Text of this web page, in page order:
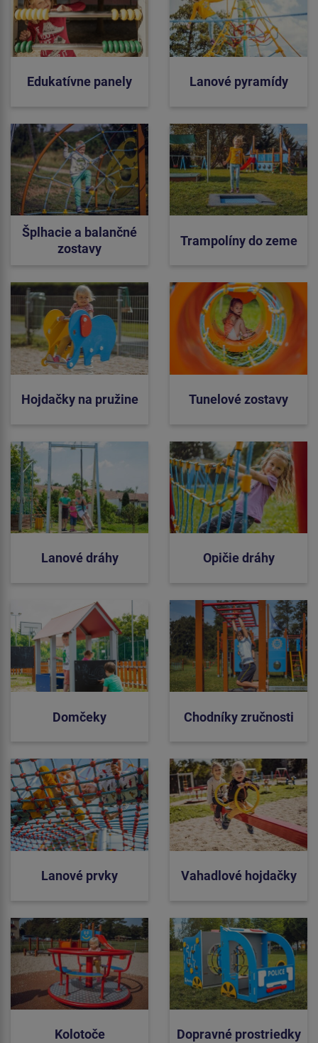
Edukatívne panely Lanové pyramídy
Šplhacie a balančné
zostavy
Trampolíny do zeme
Hojdačky na pružine Tunelové zostavy
Lanové dráhy Opičie dráhy
Domčeky Chodníky zručnosti
Lanové prvky Vahadlové hojdačky
Kolotoče Dopravné prostriedky